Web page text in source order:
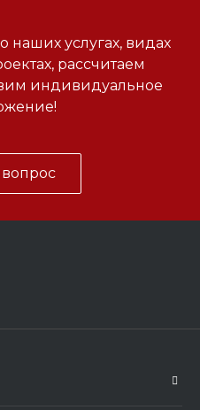
наших услугах, видах
рассчитаем
индивидуальное
вопрос